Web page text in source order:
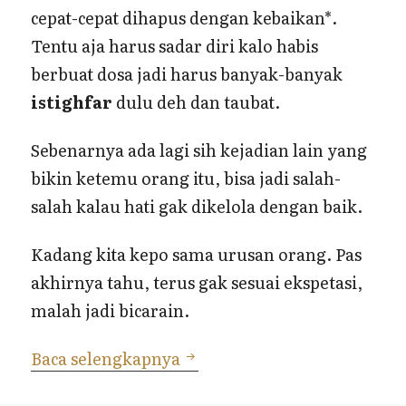
cepat-cepat dihapus dengan kebaikan*.
Tentu aja harus sadar diri kalo habis
berbuat dosa jadi harus banyak-banyak
istighfar dulu deh dan taubat.
Sebenarnya ada lagi sih kejadian lain yang
bikin ketemu orang itu, bisa jadi salah-
salah kalau hati gak dikelola dengan baik.
Kadang kita kepo sama urusan orang. Pas
akhirnya tahu, terus gak sesuai ekspetasi,
malah jadi bicarain.
Baca selengkapnya Ketika Sibuk “Ngurusin”